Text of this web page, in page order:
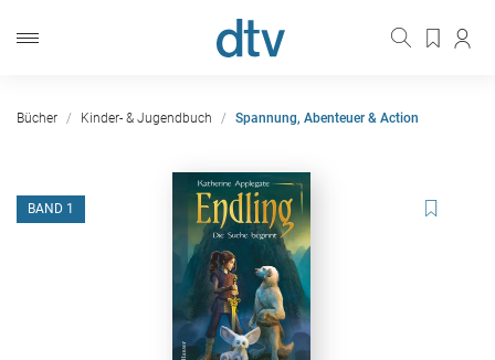
Bücher Kinder- & Jugendbuch Spannung, Abenteuer & Action
BAND 1